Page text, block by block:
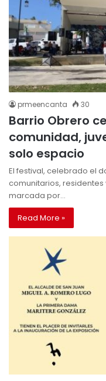
prmeencanta 30
Barrio Obrero
comunidad,
solo espacio
El festival, celebrado el
comunitarios,
marcada por…
Read More »